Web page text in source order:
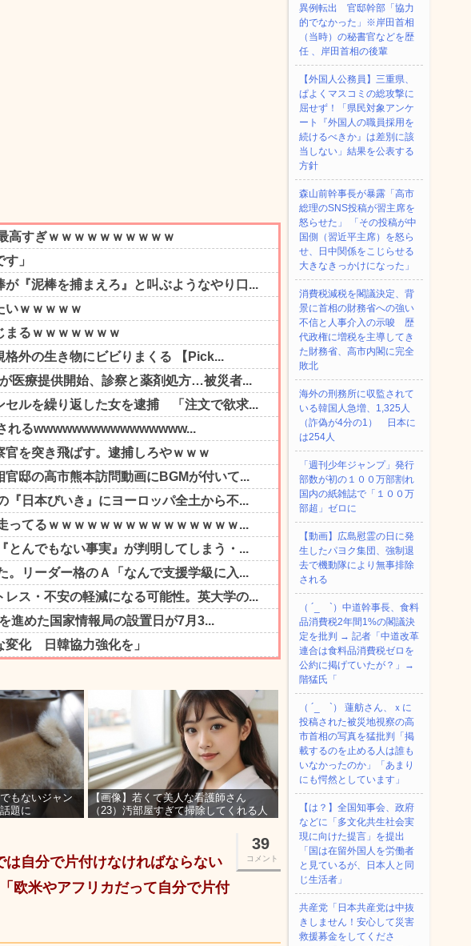
もないジャン
題に
【画像】若くて美人な看護師さん
（23）汚部屋すぎて掃除してくれる人
39
コメント
は自分で片付けなければならない
欧米やアフリカだって自分で片付
異例転出 官邸幹部「協力
的でなかった」※岸田首相
（当時）の秘書官などを歴
任 、岸田首相の後輩
【外国人公務員】三重県、
ぱよくマスコミの総攻撃に
屈せず！「県民対象アンケ
ート『外国人の職員採用を
続けるべきか』は差別に該
当しない」結果を公表する
方針
森山前幹事長が暴露「高市
総理のSNS投稿が習主席を
怒らせた」 「その投稿が中
国側（習近平主席）を怒ら
せ、日中関係をこじらせる
大きなきっかけになった」
消費税減税を閣議決定、背
景に首相の財務省への強い
不信と人事介入の示唆 歴
代政権に増税を主導してき
た財務省、高市内閣に完全
敗北
海外の刑務所に収監されて
いる韓国人急増、1,325人
（詐偽が4分の1） 日本に
は254人
「週刊少年ジャンプ」発行
部数が初の１００万部割れ
国内の紙雑誌で「１００万
部超」ゼロに
【動画】広島慰霊の日に発
生したパヨク集団、強制退
去で機動隊により無事排除
される
（ ´_ゝ`）中道幹事長、食料
品消費税2年間1%の閣議決
定を批判 → 記者「中道改革
連合は食料品消費税ゼロを
公約に掲げていたが？」→
階猛氏「
（ ´_ゝ`） 蓮舫さん、ｘに
投稿された被災地視察の高
市首相の写真を猛批判「掲
載するのを止める人は誰も
いなかったのか」「あまり
にも愕然としています」
【は？】全国知事会、政府
などに「多文化共生社会実
現に向けた提言」を提出
「国は在留外国人を労働者
と見ているが、日本人と同
じ生活者」
共産党「日本共産党は中抜
きしません！安心して災害
救援募金をしてくださ